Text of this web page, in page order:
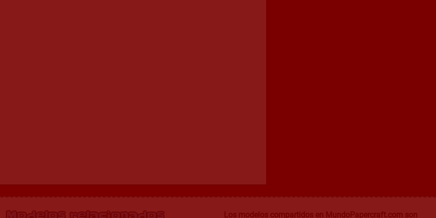
Los modelos compartidos en MundoPapercraft.com son